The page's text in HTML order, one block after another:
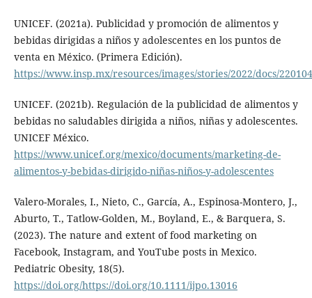
UNICEF. (2021a). Publicidad y promoción de alimentos y
bebidas dirigidas a niños y adolescentes en los puntos de
venta en México. (Primera Edición).
https://www.insp.mx/resources/images/stories/2022/docs/
UNICEF. (2021b). Regulación de la publicidad de alimentos y
bebidas no saludables dirigida a niños, niñas y adolescentes.
UNICEF México.
https://www.unicef.org/mexico/documents/marketing-de-
alimentos-y-bebidas-dirigido-niñas-niños-y-adolescentes
Valero-Morales, I., Nieto, C., García, A., Espinosa-Montero, J.,
Aburto, T., Tatlow-Golden, M., Boyland, E., & Barquera, S.
(2023). The nature and extent of food marketing on
Facebook, Instagram, and YouTube posts in Mexico.
Pediatric Obesity, 18(5).
https://doi.org/https://doi.org/10.1111/ijpo.13016